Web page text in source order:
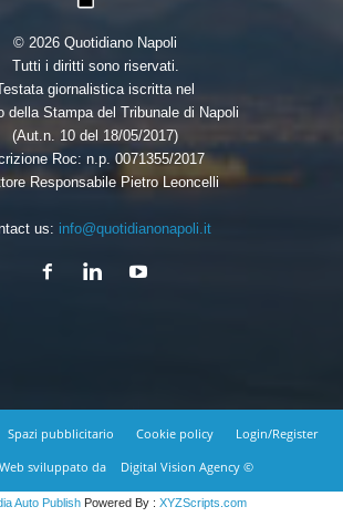
© 2026 Quotidiano Napoli
Tutti i diritti sono riservati.
giornalistica iscritta nel
della Stampa del Tribunale di Napoli
(Aut.n. 10 del 18/05/2017)
Roc: n.p. 0071355/2017
Responsabile Pietro Leoncelli
us: info@quotidianonapoli.it
Spazi pubblicitario Cookie policy
Login/Register
sviluppato da
Digital Vision Agency ©
Auto PublishPowered By : XYZScripts.com